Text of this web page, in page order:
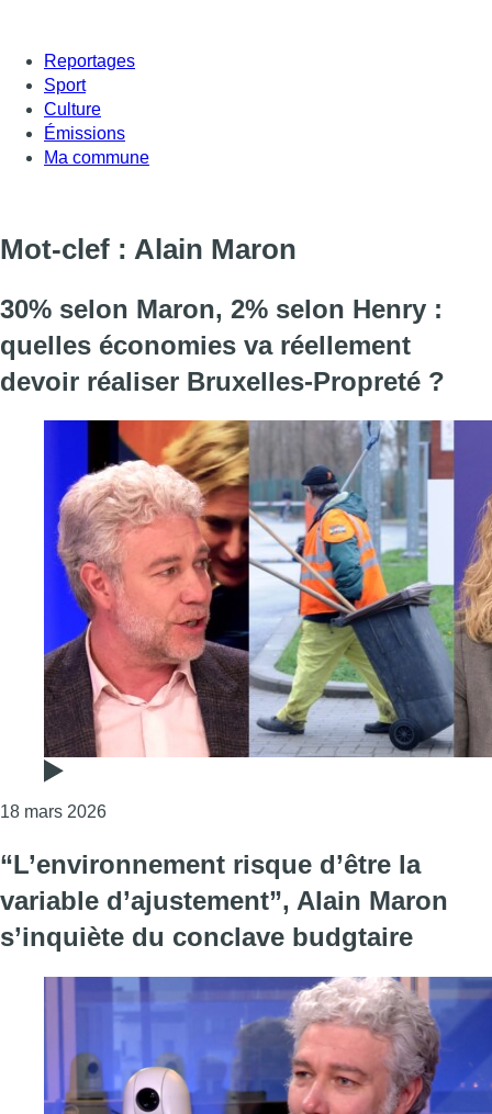
Reportages
Sport
Culture
Émissions
Ma commune
Mot-clef : Alain Maron
30% selon Maron, 2% selon Henry :
quelles économies va réellement
devoir réaliser Bruxelles-Propreté ?
18 mars 2026Consulter l'article "30% selon Maron, 2% selon
“L’environnement risque d’être la
variable d’ajustement”, Alain Maron
s’inquiète du conclave budgtaire